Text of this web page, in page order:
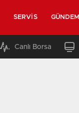
SERVIS GÜNDEM
Canlı Borsa